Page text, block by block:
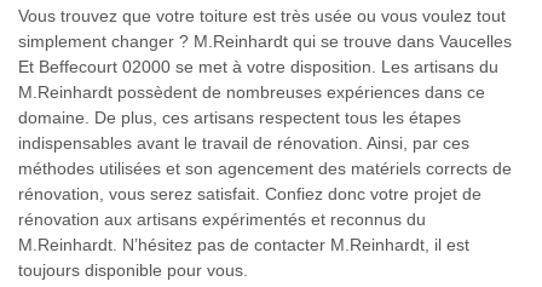
Vous trouvez que votre toiture est très usée ou vous voulez tout
simplement changer ? M.Reinhardt qui se trouve dans Vaucelles
Et Beffecourt 02000 se met à votre disposition. Les artisans du
M.Reinhardt possèdent de nombreuses expériences dans ce
domaine. De plus, ces artisans respectent tous les étapes
indispensables avant le travail de rénovation. Ainsi, par ces
méthodes utilisées et son agencement des matériels corrects de
rénovation, vous serez satisfait. Confiez donc votre projet de
rénovation aux artisans expérimentés et reconnus du
M.Reinhardt. N’hésitez pas de contacter M.Reinhardt, il est
toujours disponible pour vous.